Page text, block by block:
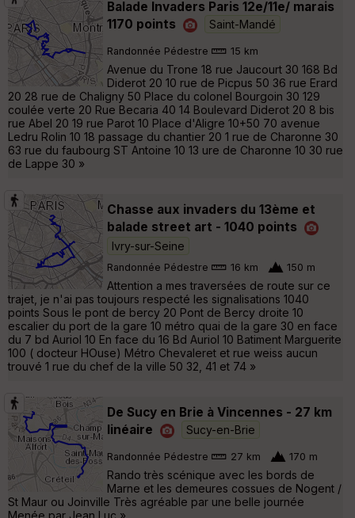
Balade Invaders Paris 12e/11e/ marais
1170 points
Saint-Mandé
Randonnée Pédestre 15 km
Avenue du Trone 18 rue Jaucourt 30 168 Bd
Diderot 20 10 rue de Picpus 50 36 rue Erard
20 28 rue de Chaligny 50 Place du colonel Bourgoin 30 129
coulée verte 20 Rue Becaria 40 14 Boulevard Diderot 20 8 bis
rue Abel 20 19 rue Parot 10 Place d'Aligre 10+50 70 avenue
Ledru Rolin 10 18 passage du chantier 20 1 rue de Charonne 30
63 rue du faubourg ST Antoine 10 13 ure de Charonne 10 30 rue
de Lappe 30 »
Chasse aux invaders du 13ème et
balade street art - 1040 points
Ivry-sur-Seine
Randonnée Pédestre 16 km 150 m
Attention a mes traversées de route sur ce
trajet, je n'ai pas toujours respecté les signalisations 1040
points Sous le pont de bercy 20 Pont de Bercy droite 10
escalier du port de la gare 10 métro quai de la gare 30 en face
du 7 bd Auriol 10 En face du 16 Bd Auriol 10 Batiment Marguerite
100 ( docteur HOuse) Métro Chevaleret et rue weiss aucun
trouvé 1 rue du chef de la ville 50 32, 41 et 74 »
De Sucy en Brie à Vincennes - 27 km
linéaire
Sucy-en-Brie
Randonnée Pédestre 27 km 170 m
Rando très scénique avec les bords de
Marne et les demeures cossues de Nogent /
St Maur ou Joinville Très agréable par une belle journée
Menée par Jean Luc »